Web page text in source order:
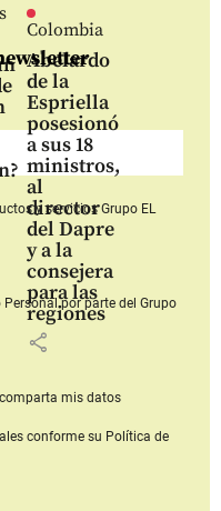
Colombia
Abelardo
de la
Espriella
posesionó
a sus 18
ministros,
al
director
del Dapre
y a la
consejera
para las
regiones
share
y serviciosGrupo EL
Personalpor parte del Grupo
comparta mis datos
conforme su Política de